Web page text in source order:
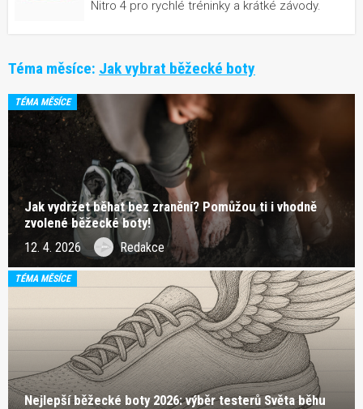
Nitro 4 pro rychlé tréninky a krátké závody.
Téma měsíce: Jak vybrat běžecké boty
TÉMA MĚSÍCE
Jak vydržet běhat bez zranění? Pomůžou ti i vhodně
zvolené běžecké boty!
12. 4. 2026 Redakce
TÉMA MĚSÍCE
Nejlepší běžecké boty 2026: výběr testerů Světa běhu